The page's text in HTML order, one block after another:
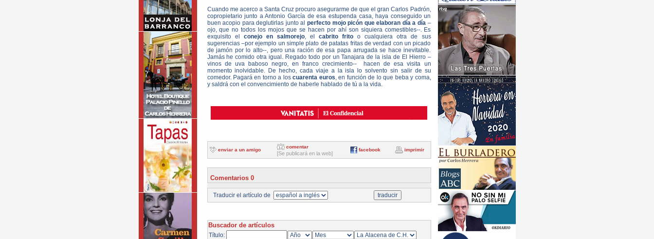
Cuando me acerco a Santa Cruz procuro asegurarme de que el gran Carlos Padrón,
copropietario junto a Antonio García de esa estupenda casa, haya conseguido un
buen acopio para deglutirlas junto al perfecto mojo picón que elaboran día a día–
ojo, que no todos los mojos que se hacen por ahí son siquiera comestibles--. Es
exquisito el conejo en salmorejo, elcabrito frito o cualquiera otra de sus
sugerencias –por ejemplo un simple plato de patatas fritas de verdad con un picado
de jamón por lo alto--, pero una ración de esa papa arrugada se hace inevitable.
Jamás he comido otra igual. Regado todo por un Tanajara de la isla de El Hierro –
vinos de uva baboso negro, en franco crecimiento-- hacen de esa visita un
momento inolvidable. De hecho, cada viaje a la isla lo solvento sin salir de su
comedor. Pagará en torno a loscuarenta euros, en función de lo que beba y coma,
y saldrá con el convencimiento de haberle hablado de tú a la vida.
enviar a un amigo
comentar
[Se publicará en la web]
facebook imprimir
Comentarios 0
Traducir el artículo de
Buscador de artículos
Título: